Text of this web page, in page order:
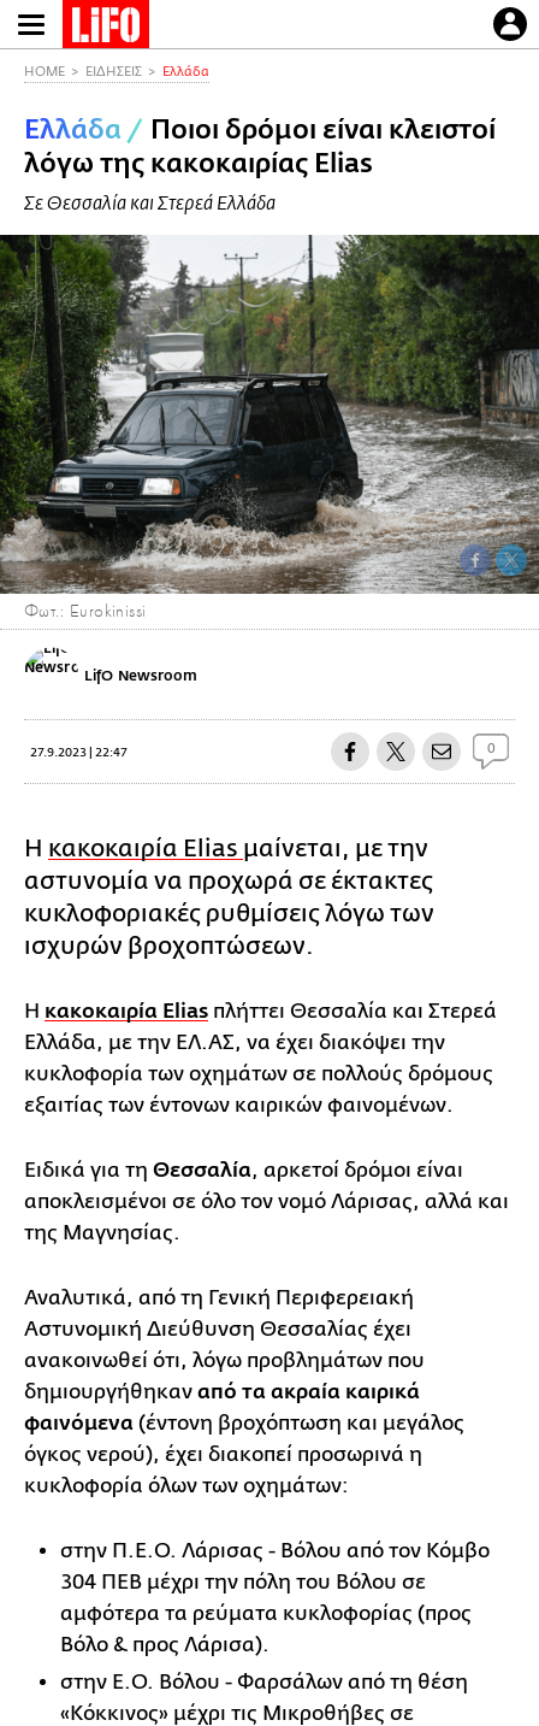
Παράκαμψη
προς
περιεχόμενο
HOME ΕΙΔΗΣΕΙΣ Ελλάδα
Ελλάδα / Ποιοι δρόμοι είναι κλειστοί
λόγω της κακοκαιρίας Elias
Σε Θεσσαλία και Στερεά Ελλάδα
Φωτ.: Eurokinissi
LifO Newsroom
27.9.2023 | 22:47 0
Η κακοκαιρία Elias μαίνεται, με την
αστυνομία να προχωρά σε έκτακτες
κυκλοφοριακές ρυθμίσεις λόγω των
ισχυρών βροχοπτώσεων.
Η κακοκαιρία Elias πλήττει Θεσσαλία και Στερεά
Ελλάδα, με την ΕΛ.ΑΣ, να έχει διακόψει την
κυκλοφορία των οχημάτων σε πολλούς δρόμους
εξαιτίας των έντονων καιρικών φαινομένων.
Ειδικά για τη Θεσσαλία, αρκετοί δρόμοι είναι
αποκλεισμένοι σε όλο τον νομό Λάρισας, αλλά και
της Μαγνησίας.
Αναλυτικά, από τη Γενική Περιφερειακή
Αστυνομική Διεύθυνση Θεσσαλίας έχει
ανακοινωθεί ότι, λόγω προβλημάτων που
δημιουργήθηκαν από τα ακραία καιρικά
φαινόμενα (έντονη βροχόπτωση και μεγάλος
όγκος νερού), έχει διακοπεί προσωρινά η
κυκλοφορία όλων των οχημάτων:
στην Π.Ε.Ο. Λάρισας - Βόλου από τον Κόμβο
304 ΠΕΒ μέχρι την πόλη του Βόλου σε
αμφότερα τα ρεύματα κυκλοφορίας (προς
Βόλο & προς Λάρισα).
στην Ε.Ο. Βόλου - Φαρσάλων από τη θέση
«Κόκκινος» μέχρι τις Μικροθήβες σε